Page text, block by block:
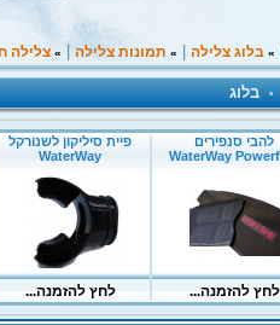
» בלוג צלילה |
» תמונות צלילה |
» צלילה
• בלוג